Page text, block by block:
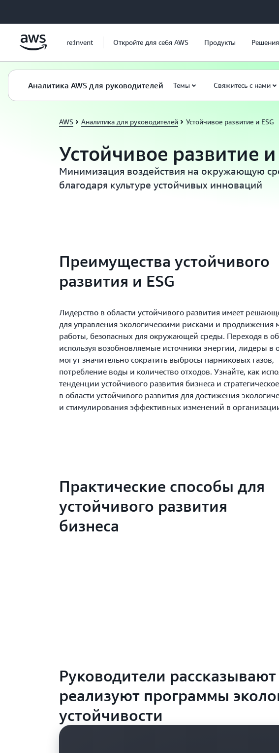
re:Invent Откройте для себя AWS Продукты Решения
Аналитика AWS для руководителей Темы Свяжитесь с нами
AWS Аналитика для руководителей Устойчивое развитие и ESG
Устойчивое развитие и
Минимизация воздействия на окружающую
благодаря культуре устойчивых инноваций
Преимущества устойчивого
развития и ESG
Лидерство в области устойчивого развития имеет
для управления экологическими рисками и продвижения
работы, безопасных для окружающей среды. Переходя в
используя возобновляемые источники энергии, лидеры в
могут значительно сократить выбросы парниковых газов,
потребление воды и количество отходов. Узнайте, как
тенденции устойчивого развития бизнеса и
в области устойчивого развития для достижения
и стимулирования эффективных изменений в
Практические способы для
устойчивого развития
бизнеса
Руководители
реализуют программы
устойчивости